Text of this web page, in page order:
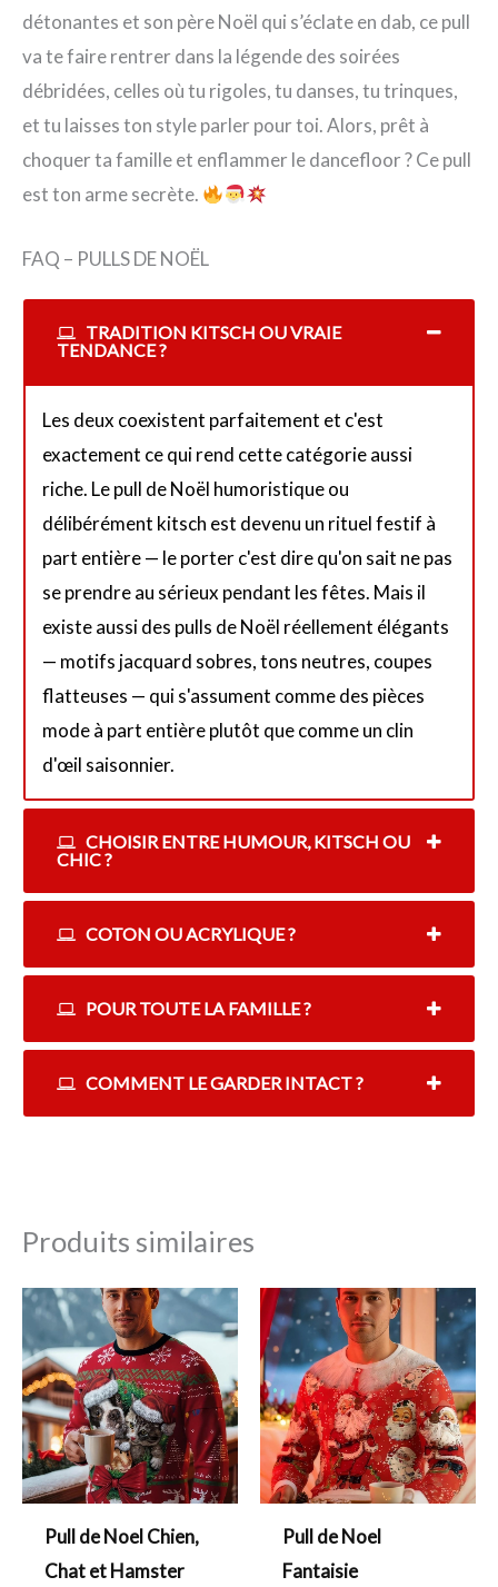
détonantes et son père Noël qui s’éclate en dab, ce pull
va te faire rentrer dans la légende des soirées
débridées, celles où tu rigoles, tu danses, tu trinques,
et tu laisses ton style parler pour toi. Alors, prêt à
choquer ta famille et enflammer le dancefloor ? Ce pull
est ton arme secrète.
FAQ – PULLS DE NOËL
TRADITION KITSCH OU VRAIE
TENDANCE ?
Les deux coexistent parfaitement et c'est
exactement ce qui rend cette catégorie aussi
riche. Le pull de Noël humoristique ou
délibérément kitsch est devenu un rituel festif à
part entière — le porter c'est dire qu'on sait ne pas
se prendre au sérieux pendant les fêtes. Mais il
existe aussi des pulls de Noël réellement élégants
— motifs jacquard sobres, tons neutres, coupes
flatteuses — qui s'assument comme des pièces
mode à part entière plutôt que comme un clin
d'œil saisonnier.
CHOISIR ENTRE HUMOUR, KITSCH OU
CHIC ?
COTON OU ACRYLIQUE ?
POUR TOUTE LA FAMILLE ?
COMMENT LE GARDER INTACT ?
Produits similaires
Pull de Noel Chien,
Chat et Hamster
Pull de Noel
Fantaisie